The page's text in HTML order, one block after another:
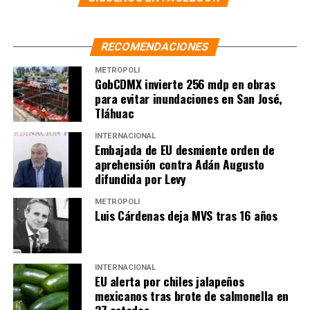
RECOMENDACIONES
METRÓPOLI
GobCDMX invierte 256 mdp en obras
para evitar inundaciones en San José,
Tláhuac
INTERNACIONAL
Embajada de EU desmiente orden de
aprehensión contra Adán Augusto
difundida por Levy
METRÓPOLI
Luis Cárdenas deja MVS tras 16 años
INTERNACIONAL
EU alerta por chiles jalapeños
mexicanos tras brote de salmonella en